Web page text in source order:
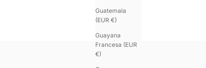
Guatemala
(EUR €)
Guayana
Francesa (EUR
€)